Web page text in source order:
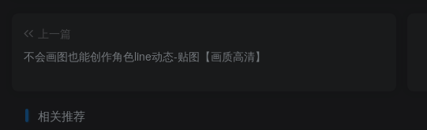
上一篇
不会画图也能创作角色line动态-贴图【画质高清】
相关推荐